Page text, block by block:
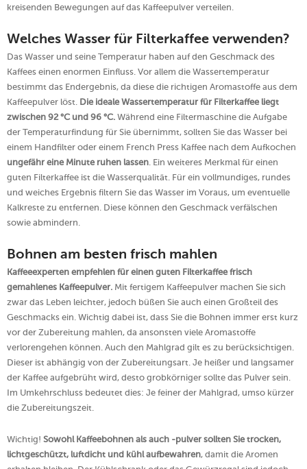
kreisenden Bewegungen auf das Kaffeepulver verteilen.
Welches Wasser für Filterkaffee verwenden?
Das Wasser und seine Temperatur haben auf den Geschmack des
Kaffees einen enormen Einfluss. Vor allem die Wassertemperatur
bestimmt das Endergebnis, da diese die richtigen Aromastoffe aus dem
Kaffeepulver löst. Die ideale Wassertemperatur für Filterkaffee liegt
zwischen 92 °C und 96 °C. Während eine Filtermaschine die Aufgabe
der Temperaturfindung für Sie übernimmt, sollten Sie das Wasser bei
einem Handfilter oder einem French Press Kaffee nach dem Aufkochen
ungefähr eine Minute ruhen lassen . Ein weiteres Merkmal für einen
guten Filterkaffee ist die Wasserqualität. Für ein vollmundiges, rundes
und weiches Ergebnis filtern Sie das Wasser im Voraus, um eventuelle
Kalkreste zu entfernen. Diese können den Geschmack verfälschen
sowie abmindern.
Bohnen am besten frisch mahlen
Kaffeeexperten empfehlen für einen guten Filterkaffee frisch
gemahlenes Kaffeepulver. Mit fertigem Kaffeepulver machen Sie sich
zwar das Leben leichter, jedoch büßen Sie auch einen Großteil des
Geschmacks ein. Wichtig dabei ist, dass Sie die Bohnen immer erst kurz
vor der Zubereitung mahlen, da ansonsten viele Aromastoffe
verlorengehen können. Auch den Mahlgrad gilt es zu berücksichtigen.
Dieser ist abhängig von der Zubereitungsart. Je heißer und langsamer
der Kaffee aufgebrüht wird, desto grobkörniger sollte das Pulver sein.
Im Umkehrschluss bedeutet dies: Je feiner der Mahlgrad, umso kürzer
die Zubereitungszeit.
Wichtig! Sowohl Kaffeebohnen als auch -pulver sollten Sie trocken,
lichtgeschützt, luftdicht und kühl aufbewahren, damit die Aromen